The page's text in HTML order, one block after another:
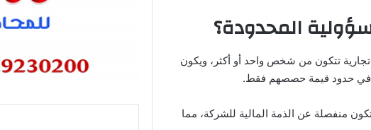
المحدودة؟
تجارية تتكون من شخص واحد أو أكثر، ويكون
في حدود قيمة حصصهم فقط.
منفصلة عن الذمة المالية للشركة، مما